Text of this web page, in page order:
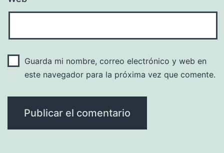
Guarda mi nombre, correo electrónico y web en
este navegador para la próxima vez que comente.